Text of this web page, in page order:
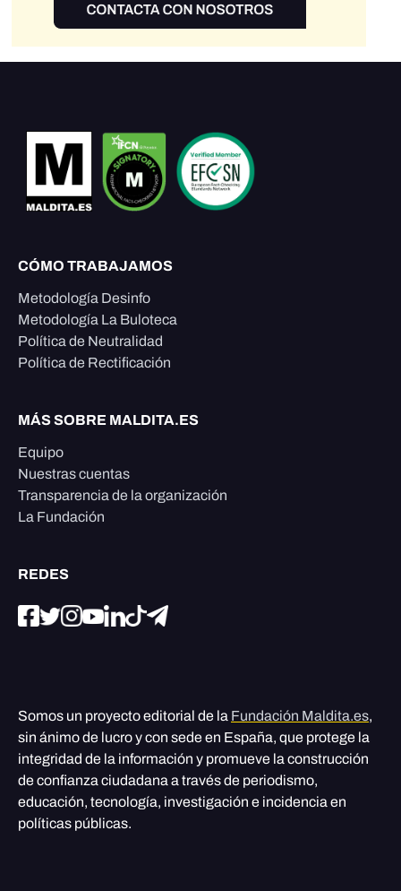
CÓMO TRABAJAMOS
Metodología Desinfo
Metodología La Buloteca
Política de Neutralidad
Política de Rectificación
MÁS SOBRE MALDITA.ES
Equipo
Nuestras cuentas
Transparencia de la organización
La Fundación
REDES
Somos un proyecto editorial de la Fundación Maldita.es,
sin ánimo de lucro y con sede en España, que protege la
integridad de la información y promueve la construcción
de confianza ciudadana a través de periodismo,
educación, tecnología, investigación e incidencia en
políticas públicas.